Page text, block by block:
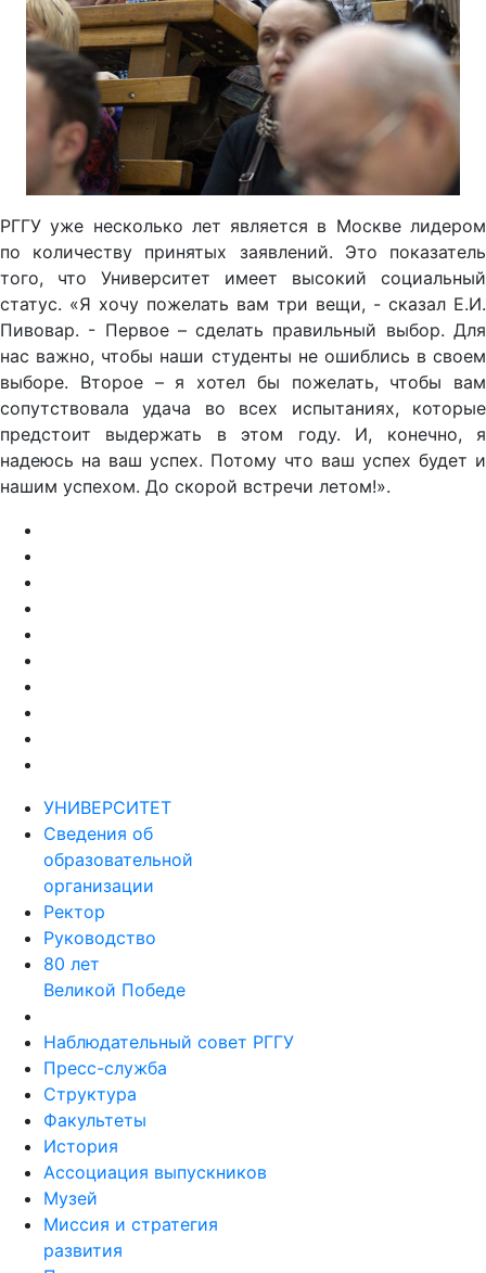
РГГУ уже несколько лет является в Москве лидером
по количеству принятых заявлений. Это показатель
того, что Университет имеет высокий социальный
статус. «Я хочу пожелать вам три вещи, - сказал Е.И.
Пивовар. - Первое – сделать правильный выбор. Для
нас важно, чтобы наши студенты не ошиблись в своем
выборе. Второе – я хотел бы пожелать, чтобы вам
сопутствовала удача во всех испытаниях, которые
предстоит выдержать в этом году. И, конечно, я
надеюсь на ваш успех. Потому что ваш успех будет и
нашим успехом. До скорой встречи летом!».
УНИВЕРСИТЕТ
Сведения об
образовательной
организации
Ректор
Руководство
80 лет
Великой Победе
Наблюдательный совет РГГУ
Пресс-служба
Структура
Факультеты
История
Ассоциация выпускников
Музей
Миссия и стратегия
развития